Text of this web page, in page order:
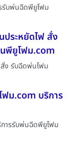
รับพ่นฉีดพียูโฟม
ระหยัดไฟ สั่ง
พียูโฟม.com
ง รับฉีดพ่นโฟม
ม.com บริการ
ารรับพ่นฉีดพียูโฟม